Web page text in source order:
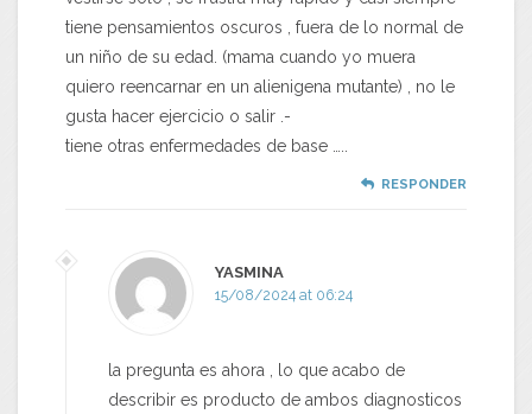
tiene pensamientos oscuros , fuera de lo normal de
un niño de su edad. (mama cuando yo muera
quiero reencarnar en un alienigena mutante) , no le
gusta hacer ejercicio o salir .-
tiene otras enfermedades de base …..
RESPONDER
YASMINA
15/08/2024 at 06:24
la pregunta es ahora , lo que acabo de
describir es producto de ambos diagnosticos